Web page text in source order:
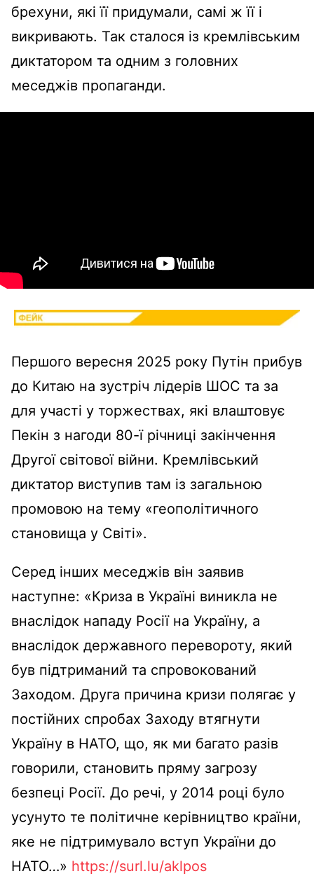
брехуни, які її придумали, самі ж її і
викривають. Так сталося із кремлівським
диктатором та одним з головних
меседжів пропаганди.
Першого вересня 2025 року Путін прибув
до Китаю на зустріч лідерів ШОС та за
для участі у торжествах, які влаштовує
Пекін з нагоди 80-ї річниці закінчення
Другої світової війни. Кремлівський
диктатор виступив там із загальною
промовою на тему «геополітичного
становища у Світі».
Серед інших меседжів він заявив
наступне: «Криза в Україні виникла не
внаслідок нападу Росії на Україну, а
внаслідок державного перевороту, який
був підтриманий та спровокований
Заходом. Друга причина кризи полягає у
постійних спробах Заходу втягнути
Україну в НАТО, що, як ми багато разів
говорили, становить пряму загрозу
безпеці Росії. До речі, у 2014 році було
усунуто те політичне керівництво країни,
яке не підтримувало вступ України до
НАТО…» https://surl.lu/aklpos